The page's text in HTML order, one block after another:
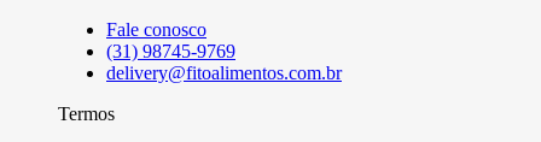
Fale conosco
(31) 98745-9769
delivery@fitoalimentos.com.br
Termos